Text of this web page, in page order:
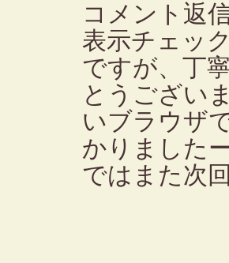
コメント返
表示チェッ
ですが、丁
とうござい
いブラウザ
かりましたー
ではまた次回